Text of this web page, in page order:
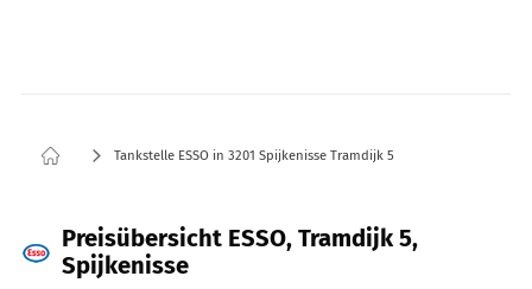
Tankstelle ESSO in 3201 Spijkenisse Tramdijk 5
Preisübersicht ESSO, Tramdijk 5,
Spijkenisse